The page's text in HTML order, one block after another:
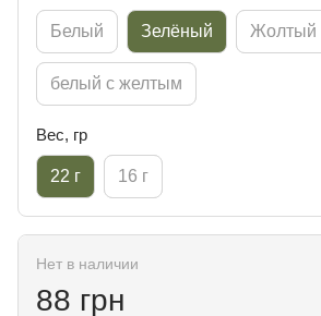
Белый Зелёный Жолтый
белый с желтым
Вес, гр
22 г 16 г
Нет в наличии
88 грн